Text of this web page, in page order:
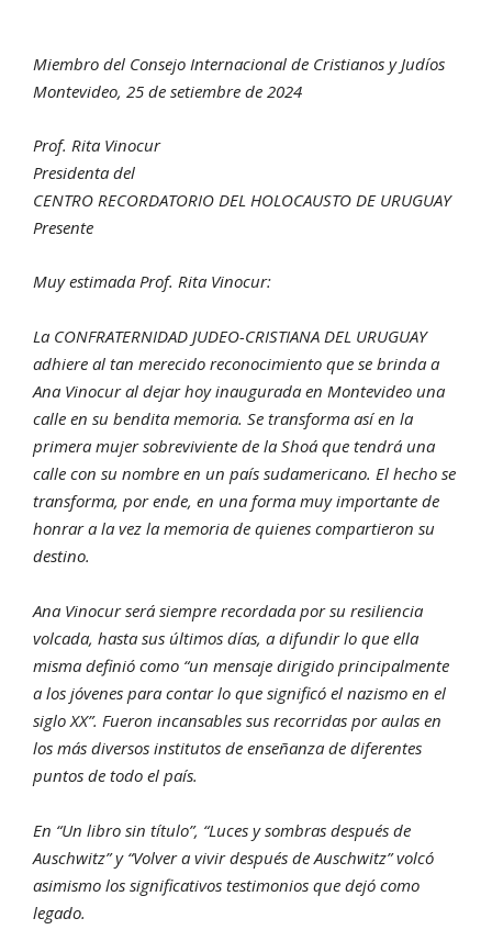
Miembro del Consejo Internacional de Cristianos y Judíos
Montevideo, 25 de setiembre de 2024
Prof. Rita Vinocur
Presidenta del
CENTRO RECORDATORIO DEL HOLOCAUSTO DE URUGUAY
Presente
Muy estimada Prof. Rita Vinocur:
La CONFRATERNIDAD JUDEO-CRISTIANA DEL URUGUAY
adhiere al tan merecido reconocimiento que se brinda a
Ana Vinocur al dejar hoy inaugurada en Montevideo una
calle en su bendita memoria. Se transforma así en la
primera mujer sobreviviente de la Shoá que tendrá una
calle con su nombre en un país sudamericano. El hecho se
transforma, por ende, en una forma muy importante de
honrar a la vez la memoria de quienes compartieron su
destino.
Ana Vinocur será siempre recordada por su resiliencia
volcada, hasta sus últimos días, a difundir lo que ella
misma definió como “un mensaje dirigido principalmente
a los jóvenes para contar lo que significó el nazismo en el
siglo XX”. Fueron incansables sus recorridas por aulas en
los más diversos institutos de enseñanza de diferentes
puntos de todo el país.
En “Un libro sin título”, “Luces y sombras después de
Auschwitz” y “Volver a vivir después de Auschwitz” volcó
asimismo los significativos testimonios que dejó como
legado.